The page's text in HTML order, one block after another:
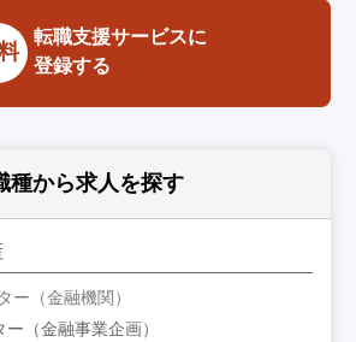
転職支援サービスに
登録する
種から求人を探す
ー（金融機関）
（金融事業企画）